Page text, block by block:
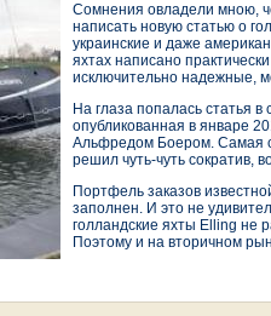
Сомнения овладели мною,
написать новую статью о
украинские и даже
яхтах написано
исключительно надежные,
На глаза попалась статья
опубликованная в январе
Альфредом Боером. Самая
решил чуть-чуть сократив,
Портфель заказов
заполнен. И это не
голландские яхты Elling не
Поэтому и на вторичном